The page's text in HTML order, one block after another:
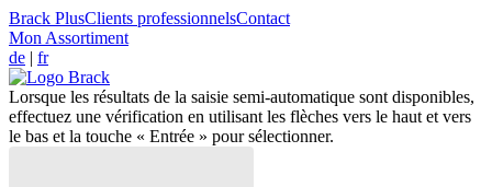
Brack PlusClients professionnelsContact
Mon Assortiment
de | fr
Lorsque les résultats de la saisie semi-automatique sont disponibles,
effectuez une vérification en utilisant les flèches vers le haut et vers
le bas et la touche « Entrée » pour sélectionner.